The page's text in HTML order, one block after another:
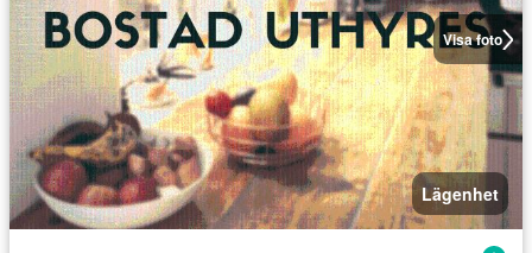
Visa foto
Lägenhet